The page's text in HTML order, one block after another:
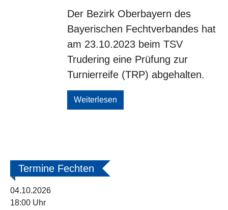
Der Bezirk Oberbayern des
Bayerischen Fechtverbandes hat
am 23.10.2023 beim TSV
Trudering eine Prüfung zur
Turnierreife (TRP) abgehalten.
Weiterlesen
Termine Fechten
04.10.2026
18:00 Uhr